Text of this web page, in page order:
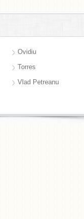
Ovidiu
Torres
Vlad Petreanu